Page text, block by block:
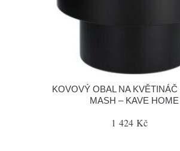
KOVOVÝ OBAL NA
MASH – KAVE HOME
1 424 Kč